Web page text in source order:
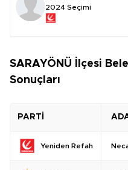
2024 Seçimi
SARAYÖNÜ İlçesi
Sonuçları
PARTİ
Yeniden Refah